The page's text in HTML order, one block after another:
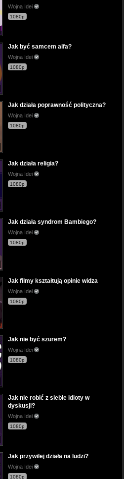
Wojna Idei
1080p
Jak być samcem alfa?
Wojna Idei
1080p
Jak działa poprawność polityczna?
Wojna Idei
1080p
Jak działa religia?
Wojna Idei
1080p
Jak działa syndrom Bambiego?
Wojna Idei
1080p
Jak filmy kształtują opinie widza
Wojna Idei
1080p
Jak nie być szurem?
Wojna Idei
1080p
Jak nie robić z siebie idioty w
dyskusji?
Wojna Idei
1080p
Jak przywilej działa na ludzi?
Wojna Idei
1080p